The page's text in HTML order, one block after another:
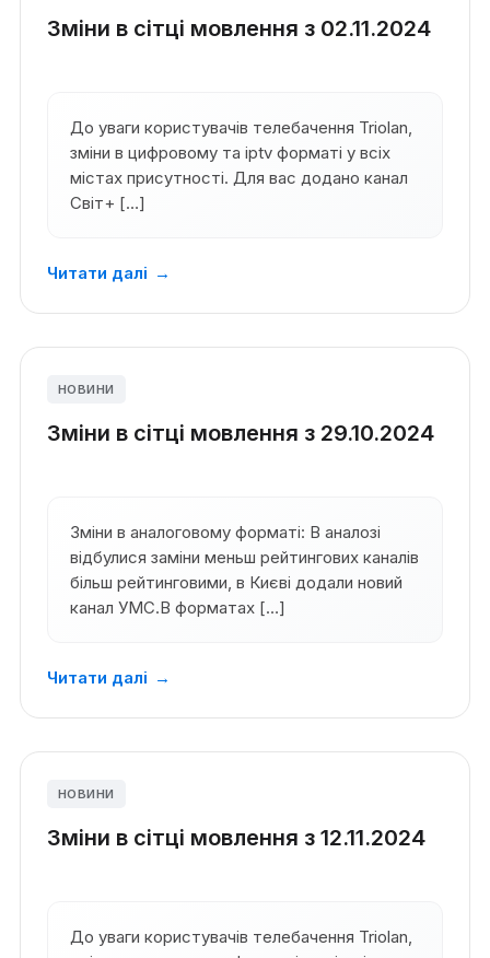
Зміни в сітці мовлення з 02.11.2024
До уваги користувачів телебачення Triolan,
зміни в цифровому та iptv форматі у всіх
містах присутності. Для вас додано канал
Світ+ […]
Читати далі →
НОВИНИ
Зміни в сітці мовлення з 29.10.2024
Зміни в аналоговому форматі: В аналозі
відбулися заміни меньш рейтингових каналів
більш рейтинговими, в Києві додали новий
канал УМС.В форматах […]
Читати далі →
НОВИНИ
Зміни в сітці мовлення з 12.11.2024
До уваги користувачів телебачення Triolan,